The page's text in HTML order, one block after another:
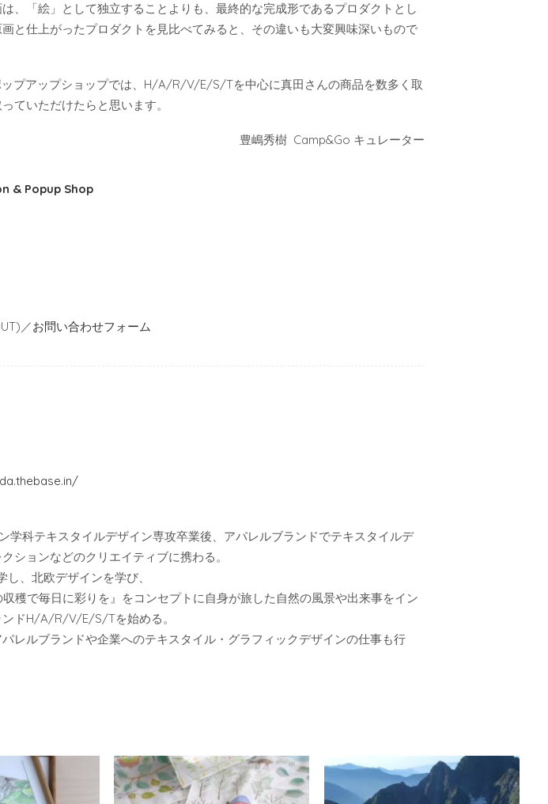
、「絵」として独立することよりも、最終的な完成形であるプロダクトとし
と仕上がったプロダクトを見比べてみると、その違いも大変興味深いもので
プアップショップでは、H/A/R/V/E/S/Tを中心に真田さんの商品を数多く取
ていただけたらと思います。
豊嶋秀樹 Camp&Go キュレーター
& Popup Shop
／お問い合わせフォーム
学科テキスタイルデザイン専攻卒業後、アパレルブランドでテキスタイルデ
ションなどのクリエイティブに携わる。
、北欧デザインを学び、
穫で毎日に彩りを』をコンセプトに自身が旅した自然の風景や出来事をイン
ドH/A/R/V/E/S/Tを始める。
レルブランドや企業へのテキスタイル・グラフィックデザインの仕事も行